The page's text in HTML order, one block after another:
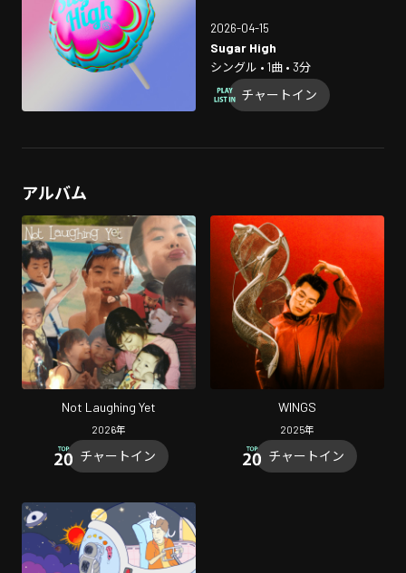
2026-04-15
Sugar High
シングル • 1曲 • 3分
チャートイン
アルバム
Not Laughing Yet
2026年
チャートイン
WINGS
2025年
チャートイン